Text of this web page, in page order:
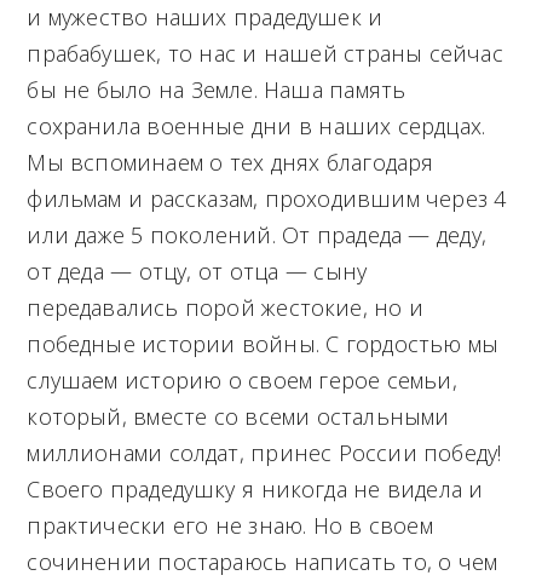
и мужество наших прадедушек и
прабабушек, то нас и нашей страны сейчас
бы не было на Земле. Наша память
сохранила военные дни в наших сердцах.
Мы вспоминаем о тех днях благодаря
фильмам и рассказам, проходившим через 4
или даже 5 поколений. От прадеда — деду,
от деда — отцу, от отца — сыну
передавались порой жестокие, но и
победные истории войны. С гордостью мы
слушаем историю о своем герое семьи,
который, вместе со всеми остальными
миллионами солдат, принес России победу!
Своего прадедушку я никогда не видела и
практически его не знаю. Но в своем
сочинении постараюсь написать то, о чем